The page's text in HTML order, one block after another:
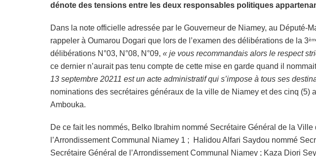
dénote des tensions entre les deux responsables politiques
Dans la note officielle adressée par le Gouverneur de Niamey, au Député-
rappeler à Oumarou Dogari que lors de l’examen des délibérations de la 3
délibérations N°03, N°08, N°09, « je vous recommandais alors le respect
ce dernier n’aurait pas tenu compte de cette mise en garde quand il
13 septembre 20211 est un acte administratif qui s’impose à tous ses
nominations des secrétaires généraux de la ville de Niamey et des cinq
Ambouka.
De ce fait les nommés, Belko Ibrahim nommé Secrétaire Général de la
l’Arrondissement Communal Niamey 1 ; Halidou Alfari Saydou nommé
Secrétaire Général de l’Arrondissement Communal Niamey ; Kaza Diori